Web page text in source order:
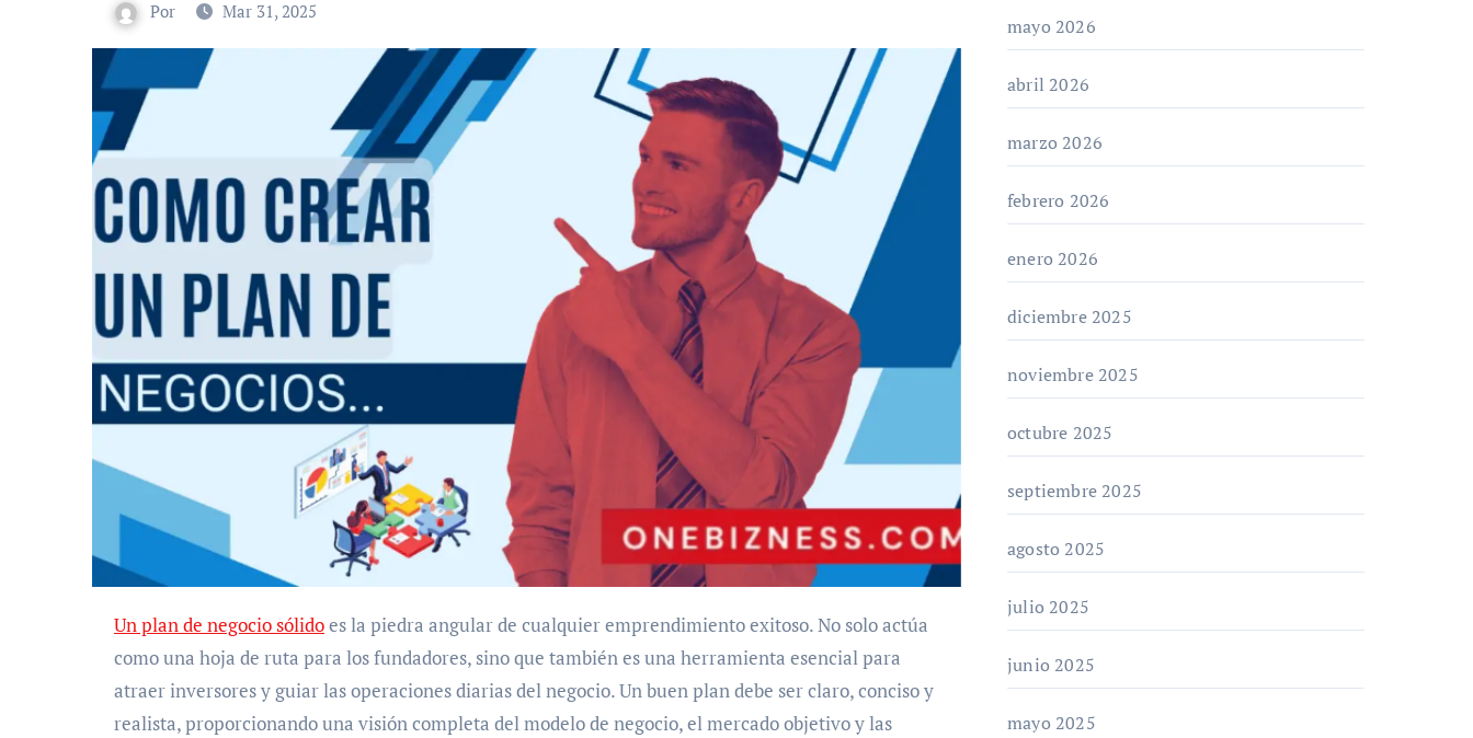
Por Mar 31, 2025
Un plan de negocio sólidoes la piedra angular de cualquier emprendimiento exitoso. No solo actúa
como una hoja de ruta para los fundadores, sino que también es una herramienta esencial para
atraer inversores y guiar las operaciones diarias del negocio. Un buen plan debe ser claro, conciso y
realista, proporcionando una visión completa del modelo de negocio, el mercado objetivo y las
mayo 2026
abril 2026
marzo 2026
febrero 2026
enero 2026
diciembre 2025
noviembre 2025
octubre 2025
septiembre 2025
agosto 2025
julio 2025
junio 2025
mayo 2025